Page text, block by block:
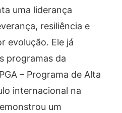
uma liderança
resiliência e
evolução. Ele já
programas da
– Programa de Alta
internacional na
um